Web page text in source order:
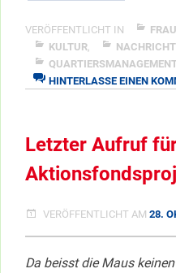
für
</span
VERÖFFENTLICHT IN
KULTUR
HINTERLASSE EINEN
Letzter Aufruf
VERÖFFENTLICHT AM 28.
Da beisst die Maus